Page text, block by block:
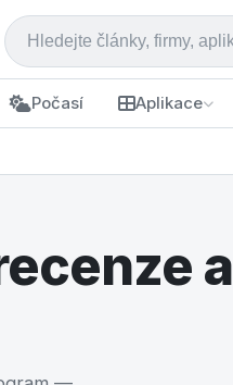
Počasí Aplikace
a